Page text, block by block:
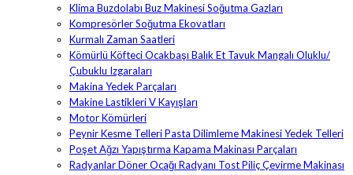
Klima Buzdolabı Buz Makinesi Soğutma Gazları
Kompresörler Soğutma Ekovatları
Kurmalı Zaman Saatleri
Kömürlü Köfteci Ocakbaşı Balık Et Tavuk Mangalı Oluklu/
Çubuklu Izgaraları
Makina Yedek Parçaları
Makine Lastikleri V Kayışları
Motor Kömürleri
Peynir Kesme Telleri Pasta Dilimleme Makinesi Yedek Telleri
Poşet Ağzı Yapıştırma Kapama Makinası Parçaları
Radyanlar Döner Ocağı Radyanı Tost Piliç Çevirme Makinası